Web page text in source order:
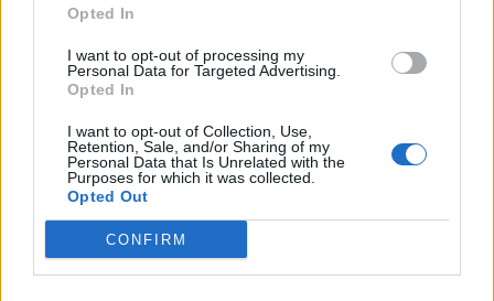
Opted In
I want to opt-out of processing my
Personal Data for Targeted Advertising.
Opted In
I want to opt-out of Collection, Use,
Retention, Sale, and/or Sharing of my
Personal Data that Is Unrelated with the
Purposes for which it was collected.
Opted Out
CONFIRM